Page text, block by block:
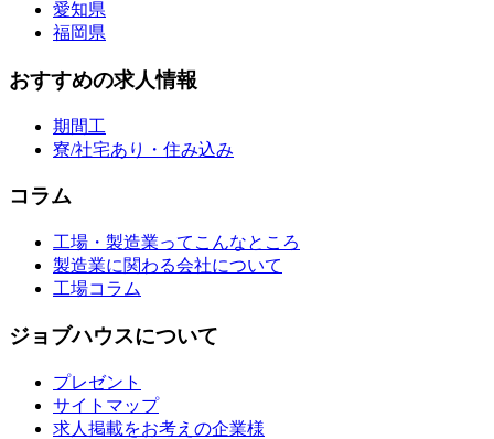
愛知県
福岡県
おすすめの求人情報
期間工
寮/社宅あり・住み込み
コラム
工場・製造業ってこんなところ
製造業に関わる会社について
工場コラム
ジョブハウスについて
プレゼント
サイトマップ
求人掲載をお考えの企業様